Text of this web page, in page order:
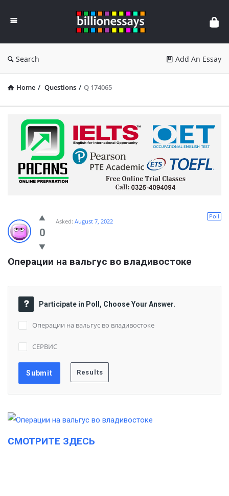
Essays
Search Add An Essay
Home / Questions / Q 174065
0
Poll
Asked: August 7, 2022
Операции на вальгус во владивостоке
Participate in Poll, Choose Your Answer.
Операции на вальгус во владивостоке
СЕРВИС
СМОТРИТЕ ЗДЕСЬ